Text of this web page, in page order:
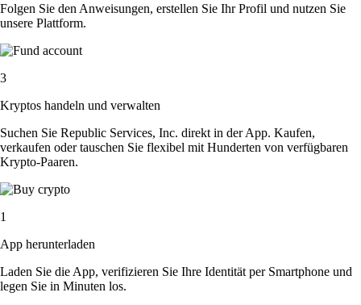
Folgen Sie den Anweisungen, erstellen Sie Ihr Profil und nutzen Sie
unsere Plattform.
3
Kryptos handeln und verwalten
Suchen Sie Republic Services, Inc. direkt in der App. Kaufen,
verkaufen oder tauschen Sie flexibel mit Hunderten von verfügbaren
Krypto-Paaren.
1
App herunterladen
Laden Sie die App, verifizieren Sie Ihre Identität per Smartphone und
legen Sie in Minuten los.